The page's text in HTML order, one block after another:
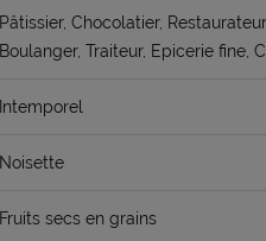
Pâtissier, Chocolatier,
Boulanger, Traiteur, Epicerie fine,
Intemporel
Noisette
Fruits secs en grains